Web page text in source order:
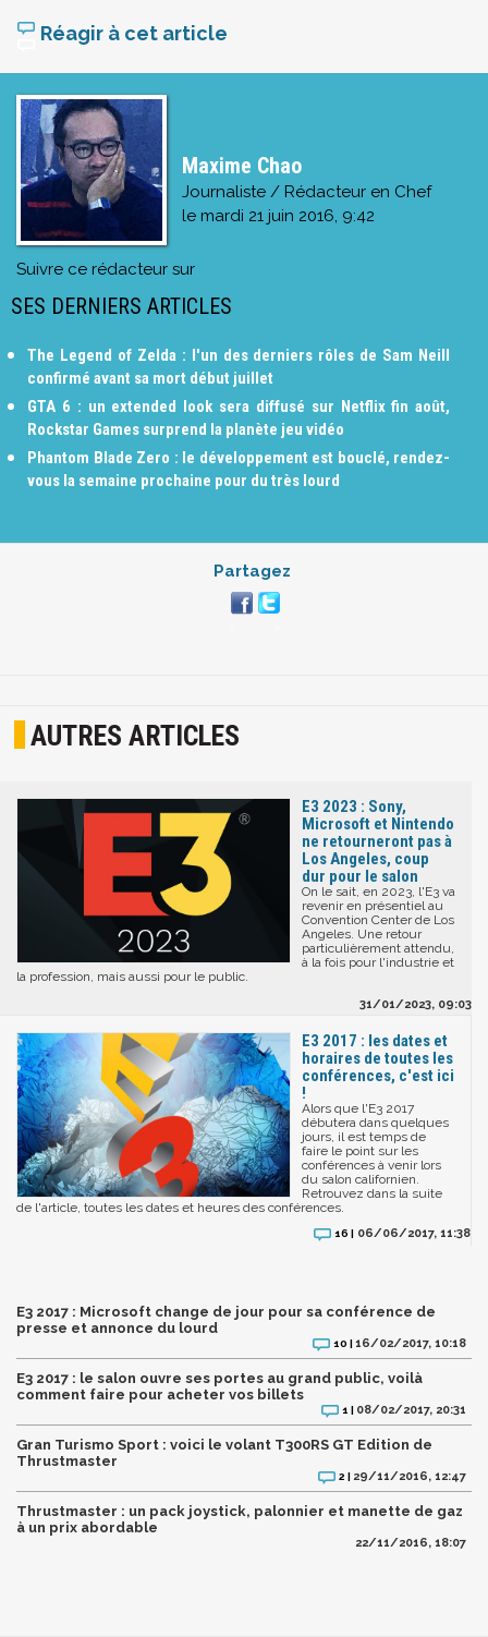
Réagir à cet article
Maxime Chao
Journaliste / Rédacteur en Chef
le mardi 21 juin 2016, 9:42
Suivre ce rédacteur sur
SES DERNIERS ARTICLES
The Legend of Zelda : l'un des derniers rôles de Sam Neill
confirmé avant sa mort début juillet
GTA 6 : un extended look sera diffusé sur Netflix fin août,
Rockstar Games surprend la planète jeu vidéo
Phantom Blade Zero : le développement est bouclé, rendez-
vous la semaine prochaine pour du très lourd
Partagez
AUTRES ARTICLES
E3 2023 : Sony,
Microsoft et Nintendo
ne retourneront pas à
Los Angeles, coup
dur pour le salon
On le sait, en 2023, l'E3 va
revenir en présentiel au
Convention Center de Los
Angeles. Une retour
particulièrement attendu,
à la fois pour l'industrie et
la profession, mais aussi pour le public.
31/01/2023, 09:03
E3 2017 : les dates et
horaires de toutes les
conférences, c'est ici
!
Alors que l'E3 2017
débutera dans quelques
jours, il est temps de
faire le point sur les
conférences à venir lors
du salon californien.
Retrouvez dans la suite
de l'article, toutes les dates et heures des conférences.
16 | 06/06/2017, 11:38
E3 2017 : Microsoft change de jour pour sa conférence de
presse et annonce du lourd
10 | 16/02/2017, 10:18
E3 2017 : le salon ouvre ses portes au grand public, voilà
comment faire pour acheter vos billets
1 | 08/02/2017, 20:31
Gran Turismo Sport : voici le volant T300RS GT Edition de
Thrustmaster
2 | 29/11/2016, 12:47
Thrustmaster : un pack joystick, palonnier et manette de gaz
à un prix abordable
22/11/2016, 18:07